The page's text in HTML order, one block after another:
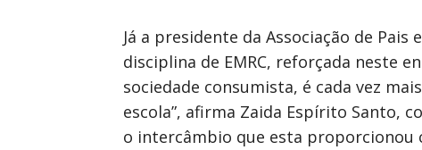
Já a presidente da Associação de
disciplina de EMRC, reforçada neste
sociedade consumista, é cada vez
escola”, afirma Zaida Espírito Santo,
o intercâmbio que esta proporcionou